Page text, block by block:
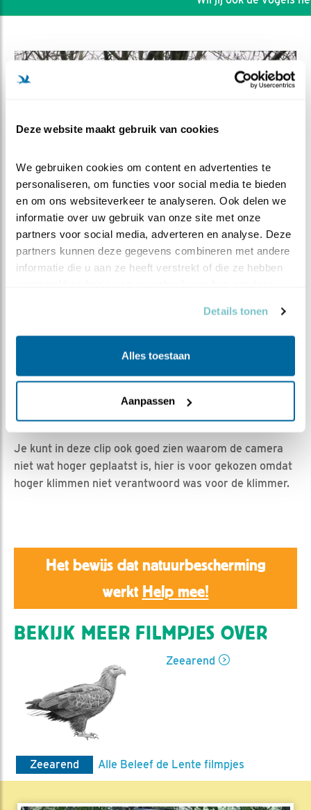
Deze website maakt gebruik van cookies
We gebruiken cookies om content en advertenties te
personaliseren, om functies voor social media te bieden
en om ons websiteverkeer te analyseren. Ook delen we
informatie over uw gebruik van onze site met onze
partners voor social media, adverteren en analyse. Deze
partners kunnen deze gegevens combineren met andere
informatie die u aan ze heeft verstrekt of die ze hebben
Details tonen
Alles toestaan
Aanpassen
DEEL DIT FILMPJE
Natuurman Jonathan | Geplaatst op 20 maart 2021,
Opnames zijn gemaakt door Andries Dijkstra.
hier een kijkje achter de schermen, van het plaatsten
van de camera.
Je kunt in deze clip ook goed zien waarom de camera
niet wat hoger geplaatst is, hier is voor gekozen omdat
hoger klimmen niet verantwoord was voor de klimmer.
Het bewijs dat natuurbescherming
werkt Help mee!
BEKIJK MEER FILMPJES OVER
Zeearend
Zeearend Alle Beleef de Lente filmpjes